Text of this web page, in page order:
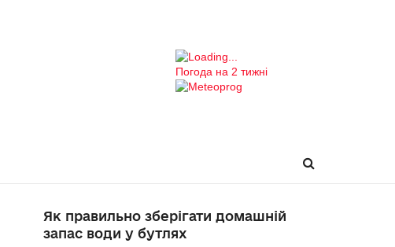
Погода на 2 тижні
Як правильно зберігати домашній
запас води у бутлях